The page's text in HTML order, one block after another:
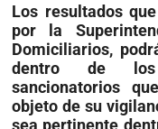
Los resultados
por la
Domiciliarios,
dentro de los
sancionatorios
objeto de su